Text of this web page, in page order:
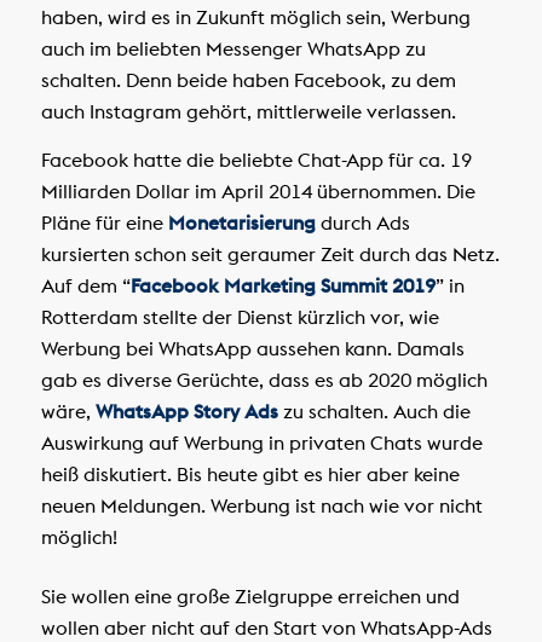
haben, wird es in Zukunft möglich sein, Werbung
auch im beliebten Messenger WhatsApp zu
schalten. Denn beide haben Facebook, zu dem
auch Instagram gehört, mittlerweile verlassen.
Facebook hatte die beliebte Chat-App für ca. 19
Milliarden Dollar im April 2014 übernommen. Die
Pläne für eine Monetarisierungdurch Ads
kursierten schon seit geraumer Zeit durch das Netz.
Auf dem “Facebook Marketing Summit 2019” in
Rotterdam stellte der Dienst kürzlich vor, wie
Werbung bei WhatsApp aussehen kann. Damals
gab es diverse Gerüchte, dass es ab 2020 möglich
wäre, WhatsApp Story Adszu schalten. Auch die
Auswirkung auf Werbung in privaten Chats wurde
heiß diskutiert. Bis heute gibt es hier aber keine
neuen Meldungen. Werbung ist nach wie vor nicht
möglich!
Sie wollen eine große Zielgruppe erreichen und
wollen aber nicht auf den Start von WhatsApp-Ads